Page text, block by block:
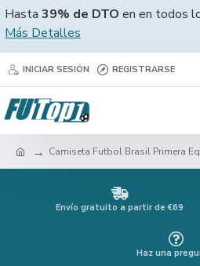
Hasta 39% de DTO en en todos
Más Detalles
INICIAR SESIÓN REGISTRARSE
Camiseta Futbol Brasil Primera
Envío gratuito a partir de €69
Haz una